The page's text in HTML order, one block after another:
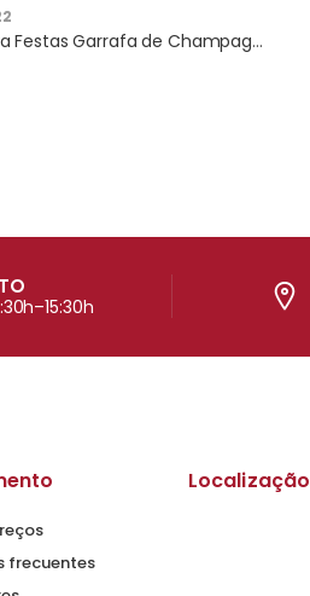
Balão para Festas Garrafa de Champagne Y225
frecuentes
Localização